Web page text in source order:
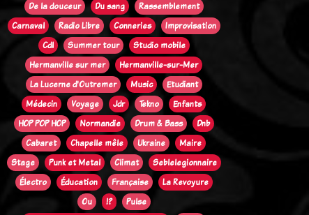
De la douceur
Du sang
Rassemblement
Carnaval
Radio Libre Conneries
Improvisation
Cdl
Summer tour
Studio mobile
Hermanville sur mer
Hermanville-sur-Mer
La Lucerne d'Outremer
Music
Etudiant
Médecin
Voyage Jdr Tekno
Enfants
HOP POP HOP
Normandie Drum & Bass
Dnb
Cabaret
Chapelle mêle Ukraine
Maire
Stage
Punk et Metal Climat
Seblelegionnaire
Électro
Éducation Française
La Revoyure
Ou
!?
Pulse